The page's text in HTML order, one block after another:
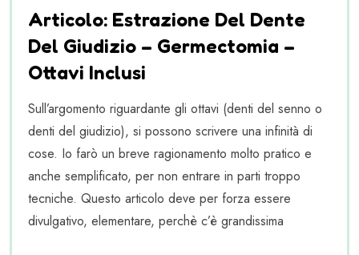
Articolo: Estrazione Del Dente
Del Giudizio – Germectomia –
Ottavi Inclusi
Sull’argomento riguardante gli ottavi (denti del senno o
denti del giudizio), si possono scrivere una infinità di
cose. Io farò un breve ragionamento molto pratico e
anche semplificato, per non entrare in parti troppo
tecniche. Questo articolo deve per forza essere
divulgativo, elementare, perchè c’è grandissima